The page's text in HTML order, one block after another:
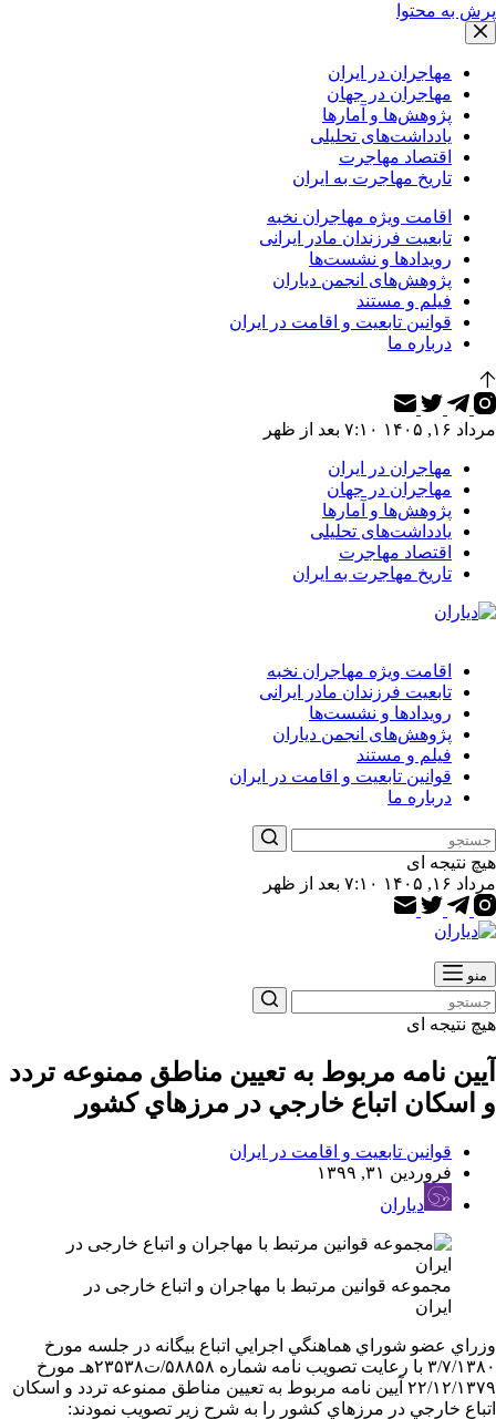
پرش به محتوا
مهاجران در ایران
مهاجران در جهان
پژوهش‌ها و آمارها
یادداشت‌های تحلیلی
اقتصاد مهاجرت
تاریخ مهاجرت به ایران
اقامت ویژه مهاجران نخبه
تابعیت فرزندان مادر ایرانی
رویدادها و نشست‌ها
پژوهش‌های انجمن دیاران
فیلم و مستند
قوانین تابعیت و اقامت در ایران
درباره ما
مرداد ۱۶, ۱۴۰۵ ۷:۱۰ بعد از ظهر
مهاجران در ایران
مهاجران در جهان
پژوهش‌ها و آمارها
یادداشت‌های تحلیلی
اقتصاد مهاجرت
تاریخ مهاجرت به ایران
اقامت ویژه مهاجران نخبه
تابعیت فرزندان مادر ایرانی
رویدادها و نشست‌ها
پژوهش‌های انجمن دیاران
فیلم و مستند
قوانین تابعیت و اقامت در ایران
درباره ما
هیچ نتیجه ای
مرداد ۱۶, ۱۴۰۵ ۷:۱۰ بعد از ظهر
منو
هیچ نتیجه ای
آيين نامه مربوط به تعيين مناطق ممنوعه تردد
و اسكان اتباع خارجي در مرزهاي كشور
قوانین تابعیت و اقامت در ایران
فروردین ۳۱, ۱۳۹۹
دیاران
مجموعه قوانین مرتبط با مهاجران و اتباع خارجی در
ایران
وزراي عضو شوراي هماهنگي اجرايي اتباع بيگانه در جلسه مورخ
۳/۷/۱۳۸۰ با رعايت تصويب نامه شماره ۵۸۸۵۸/ت۲۳۵۳۸هـ مورخ
۲۲/۱۲/۱۳۷۹ آيين نامه مربوط به تعيين مناطق ممنوعه تردد و اسكان
اتباع خارجي در مرزهاي كشور را به شرح زير تصويب نمودند: